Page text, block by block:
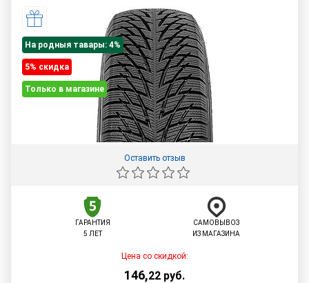
На родныя тавары: 4%
5% cкидка
Только в магазине
Оставить отзыв
ГАРАНТИЯ
5 ЛЕТ
САМОВЫВОЗ
ИЗ МАГАЗИНА
Цена со скидкой:
146,22 руб.